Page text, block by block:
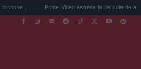
Prime Video estrena la película de acción que